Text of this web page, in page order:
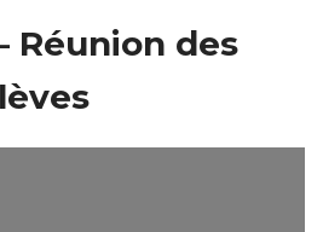
Réunion des